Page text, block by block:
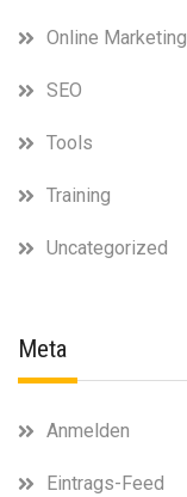
Online Marketing
SEO
Tools
Training
Uncategorized
Meta
Anmelden
Eintrags-Feed